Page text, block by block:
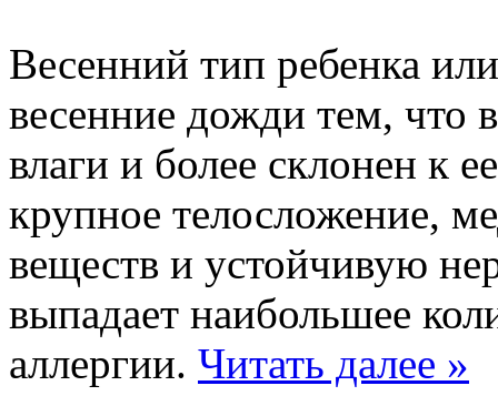
Весенний тип ребенка
весенние дожди тем, что
влаги и более склонен к
крупное телосложение,
веществ и устойчивую
выпадает наибольшее
аллергии. Читать далее »